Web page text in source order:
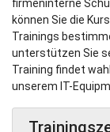
firmeninterne
können Sie die
Trainings
unterstützen Sie
Training findet
unserem IT-